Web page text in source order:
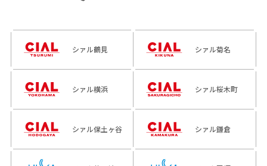
2026-08-01～2026-08-31
2026-08-03～2026-08-31
シァル鶴見 シァル菊名
シァル横浜 シァル桜木町
シァル保土ヶ谷 シァル鎌倉